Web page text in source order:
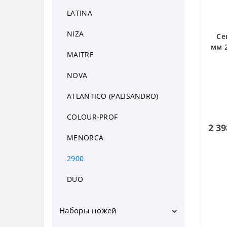
LATINA
NIZA
MAITRE
NOVA
ATLANTICO (PALISANDRO)
COLOUR-PROF
MENORCA
2900
DUO
Наборы ножей
мм
2